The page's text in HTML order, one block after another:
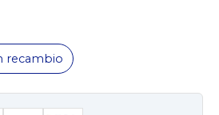
recambio